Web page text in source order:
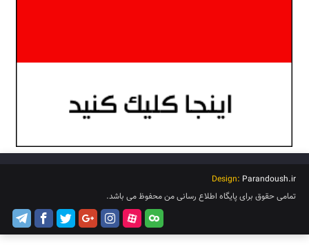
Design: Parandoush.ir
تمامی حقوق برای پایگاه اطلاع رسانی من محفوظ می باشد.